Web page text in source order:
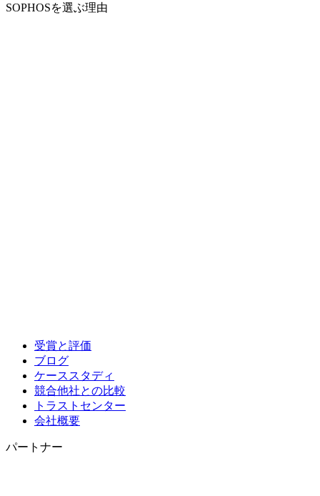
SOPHOSを選ぶ理由
受賞と評価
ブログ
ケーススタディ
競合他社との比較
トラストセンター
会社概要
パートナー